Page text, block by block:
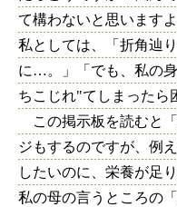
て構わないと思います
私としては、「折角辿
に…。」「でも、私の
ちこじれ"てしまったら
この掲示板を読むと
ジもするのですが、例
したいのに、栄養が足
私の母の言うところの